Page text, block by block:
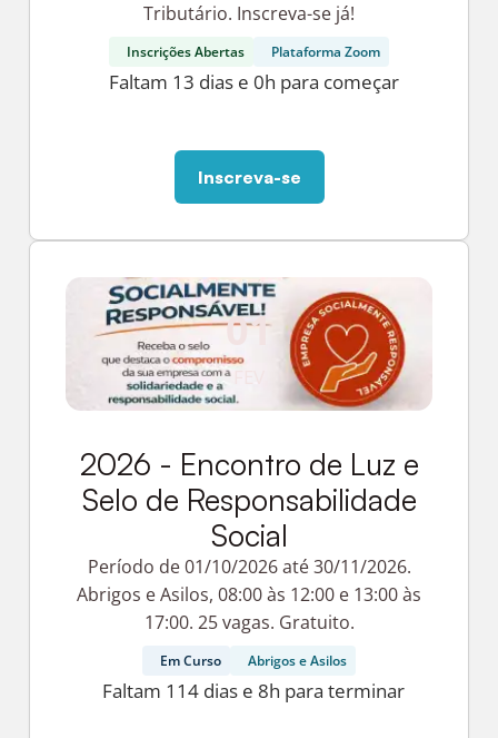
Tributário. Inscreva-se já!
Inscrições Abertas Plataforma Zoom
Faltam 13 dias e 0h para começar
Inscreva-se
01
2026 - Encontro de Luz e
Selo de Responsabilidade
Social
Período de 01/10/2026 até 30/11/2026.
Abrigos e Asilos, 08:00 às 12:00 e 13:00 às
17:00. 25 vagas. Gratuito.
Em Curso Abrigos e Asilos
Faltam 114 dias e 8h para terminar